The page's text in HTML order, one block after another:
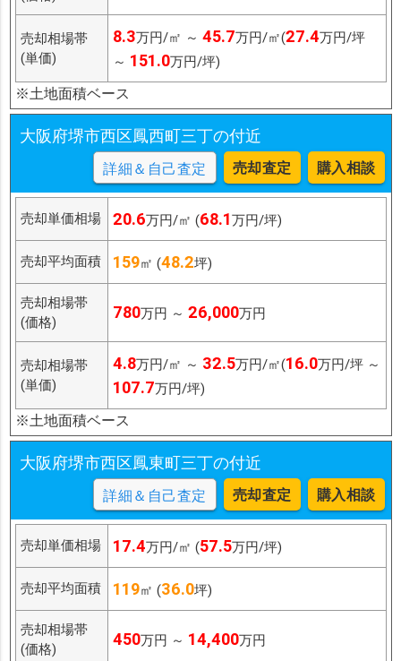
売却相場帯
(単価)
8.3万円/㎡ ～ 45.7万円/㎡(27.4万円/坪
～ 151.0万円/坪)
※土地面積ベース
大阪府堺市西区鳳西町三丁の付近
詳細＆自己査定 売却査定 購入相談
売却単価相場 20.6万円/㎡ (68.1万円/坪)
売却平均面積 159㎡ (48.2坪)
売却相場帯
(価格)
780万円 ～ 26,000万円
売却相場帯
(単価)
4.8万円/㎡ ～ 32.5万円/㎡(16.0万円/坪 ～
107.7万円/坪)
※土地面積ベース
大阪府堺市西区鳳東町三丁の付近
詳細＆自己査定 売却査定 購入相談
売却単価相場 17.4万円/㎡ (57.5万円/坪)
売却平均面積 119㎡ (36.0坪)
売却相場帯
(価格)
450万円 ～ 14,400万円